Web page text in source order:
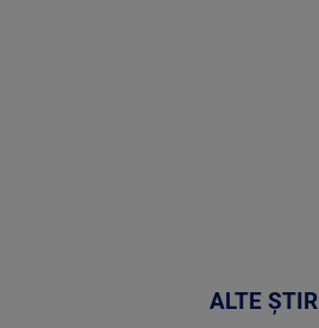
ALTE ȘTIRI